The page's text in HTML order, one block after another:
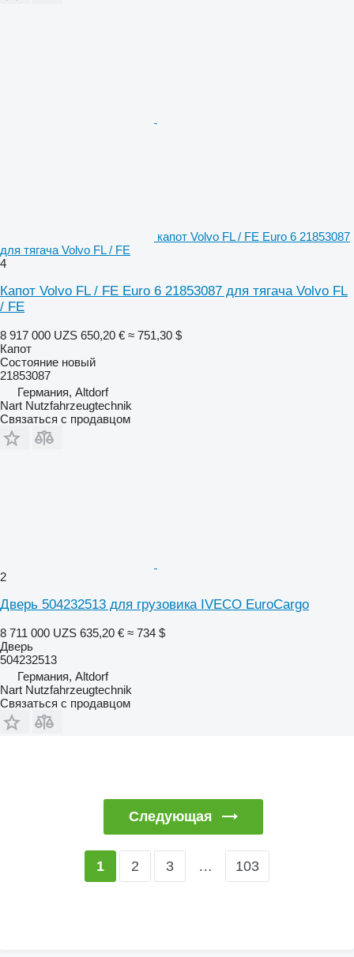
капот Volvo FL / FE Euro 6 21853087
для тягача Volvo FL / FE
4
Капот Volvo FL / FE Euro 6 21853087 для тягача Volvo FL
/ FE
8 917 000 UZS 650,20 € ≈ 751,30 $
Капот
Состояние новый
21853087
Германия, Altdorf
Nart Nutzfahrzeugtechnik
Связаться с продавцом
2
Дверь 504232513 для грузовика IVECO EuroCargo
8 711 000 UZS 635,20 € ≈ 734 $
Дверь
504232513
Германия, Altdorf
Nart Nutzfahrzeugtechnik
Связаться с продавцом
Следующая
1 2 3 … 103